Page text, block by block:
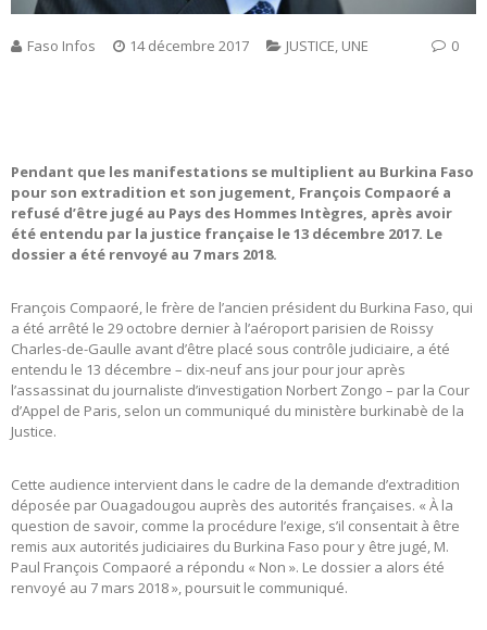
Faso Infos 14 décembre 2017 JUSTICE, UNE 0
Pendant que les manifestations se multiplient au Burkina Faso
pour son extradition et son jugement, François Compaoré a
refusé d’être jugé au Pays des Hommes Intègres, après avoir
été entendu par la justice française le 13 décembre 2017. Le
dossier a été renvoyé au 7 mars 2018.
François Compaoré, le frère de l’ancien président du Burkina Faso, qui
a été arrêté le 29 octobre dernier à l’aéroport parisien de Roissy
Charles-de-Gaulle avant d’être placé sous contrôle judiciaire, a été
entendu le 13 décembre – dix-neuf ans jour pour jour après
l’assassinat du journaliste d’investigation Norbert Zongo – par la Cour
d’Appel de Paris, selon un communiqué du ministère burkinabè de la
Justice.
Cette audience intervient dans le cadre de la demande d’extradition
déposée par Ouagadougou auprès des autorités françaises. « À la
question de savoir, comme la procédure l’exige, s’il consentait à être
remis aux autorités judiciaires du Burkina Faso pour y être jugé, M.
Paul François Compaoré a répondu « Non ». Le dossier a alors été
renvoyé au 7 mars 2018 », poursuit le communiqué.